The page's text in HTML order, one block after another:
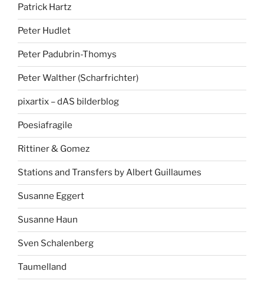
Patrick Hartz
Peter Hudlet
Peter Padubrin-Thomys
Peter Walther (Scharfrichter)
pixartix – dAS bilderblog
Poesiafragile
Rittiner & Gomez
Stations and Transfers by Albert Guillaumes
Susanne Eggert
Susanne Haun
Sven Schalenberg
Taumelland